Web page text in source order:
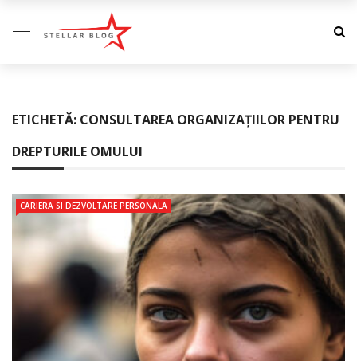
ETICHETĂ: CONSULTAREA ORGANIZAȚIILOR PENTRU
DREPTURILE OMULUI
CARIERA SI DEZVOLTARE PERSONALA